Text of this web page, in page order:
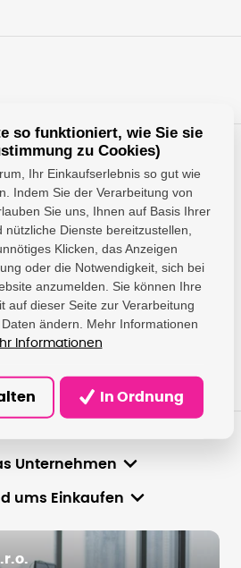
Sie Fragen?
und helfen Ihnen, die am besten
Lösung zu finden.
Mo-Fr 8-16Uhr
Unternehmen
ums Einkaufen
so funktioniert, wie Sie sie
zu Cookies)
Ihr Einkaufserlebnis so gut wie
Indem Sie der Verarbeitung von
Sie uns, Ihnen auf Basis Ihrer
nützliche Dienste bereitzustellen,
Klicken, das Anzeigen
oder die Notwendigkeit, sich bei
anzumelden. Sie können Ihre
auf dieser Seite zur Verarbeitung
ändern. Mehr Informationen
Informationen
In Ordnung